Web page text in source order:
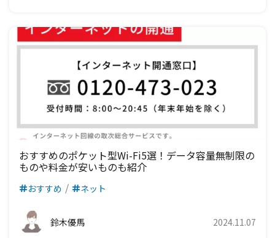
おすすめのポケット型Wi-Fi5選！データ容量無制限の
ものや料金が安いものも紹介
おすすめ ネット
鈴木優馬 2024.11.07